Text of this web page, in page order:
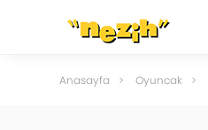
Anasayfa Oyuncak